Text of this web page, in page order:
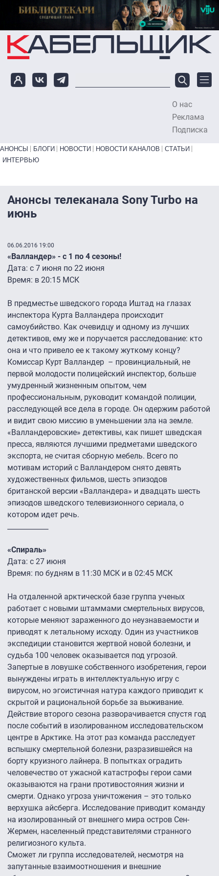
Перейти к основному содержанию
О нас
Реклама
Подписка
Primary links bottom
АНОНСЫ БЛОГИ НОВОСТИ НОВОСТИ КАНАЛОВ
СТАТЬИ
ИНТЕРВЬЮ
Анонсы телеканала Sony Turbo на
июнь
06.06.2016 19:00
«Валландер» - с 1 по 4 сезоны!
Дата: с 7 июня по 22 июня
Время: в 20:15 МСК
В предместье шведского города Иштад на глазах
инспектора Курта Валландера происходит
самоубийство. Как очевидцу и одному из лучших
детективов, ему же и поручается расследование: кто
она и что привело ее к такому жуткому концу?
Комиссар Курт Валландер – провинциальный, не
первой молодости полицейский инспектор, больше
умудренный жизненным опытом, чем
профессиональным, руководит командой полиции,
расследующей все дела в городе. Он одержим работой
и видит свою миссию в уменьшении зла на земле.
«Валландеровские» детективы, как пишет шведская
пресса, являются лучшими предметами шведского
экспорта, не считая сборную мебель. Всего по
мотивам историй с Валландером снято девять
художественных фильмов, шесть эпизодов
британской версии «Валландера» и двадцать шесть
эпизодов шведского телевизионного сериала, о
котором идет речь.
«Спираль»
Дата: с 27 июня
Время: по будням в 11:30 МСК и в 02:45 МСК
На отдаленной арктической базе группа ученых
работает с новыми штаммами смертельных вирусов,
которые меняют зараженного до неузнаваемости и
приводят к летальному исходу. Один из участников
экспедиции становится жертвой новой болезни, и
судьба 100 человек оказывается под угрозой.
Запертые в ловушке собственного изобретения, герои
вынуждены играть в интеллектуальную игру с
вирусом, но эгоистичная натура каждого приводит к
скрытой и рациональной борьбе за выживание.
Действие второго сезона разворачивается спустя год
после событий в изолированном исследовательском
центре в Арктике. На этот раз команда расследует
вспышку смертельной болезни, разразившейся на
борту круизного лайнера. В попытках оградить
человечество от ужасной катастрофы герои сами
оказываются на грани противостояния жизни и
смерти. Однако угроза уничтожения – это только
верхушка айсберга. Исследование приводит команду
на изолированный от внешнего мира остров Сен-
Жермен, населенный представителями странного
религиозного культа.
Сможет ли группа исследователей, несмотря на
запутанные взаимоотношения и внешние